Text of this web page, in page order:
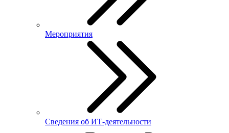
Мероприятия
Сведения об ИТ-деятельности